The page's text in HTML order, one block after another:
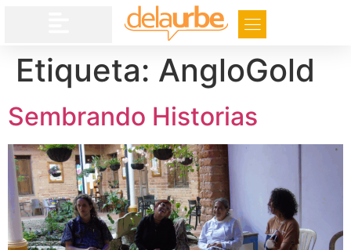
Etiqueta: AngloGold
Sembrando Historias